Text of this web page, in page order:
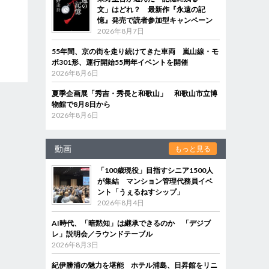
文」はどれ？ 最新作『永遠の記
憶』発売で読者参加型キャンペーン
2026年8月7日
55年間、京の街を走り続けてきた車両 嵐山線・モ
ボ301形、運行開始55周年イベントを開催
2026年8月6日
夏季企画展「秀吉・秀長と和歌山」 和歌山市立博
物館で8月8日から
2026年8月6日
動画 もっと見る
「100歳現役」目指すシニア1500人
が集結 マンション管理代務員イベ
ント「うぇるねすシップ」
2026年8月4日
AI時代、「暗黙知」は継承できるのか 「デジブ
レ」説明会／ラウンドテーブル
2026年8月3日
紀伊勝浦の魅力を堪能 ホテル浦島、日昇館をリニ